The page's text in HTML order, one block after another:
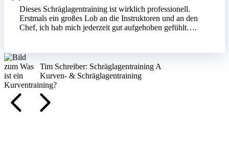
Dieses Schräglagentraining ist wirklich professionell.
Erstmals ein großes Lob an die Instruktoren und an den
Chef, ich hab mich jederzeit gut aufgehoben gefühlt….
Tim Schreiber: Schräglagentraining A
Kurven- & Schräglagentraining